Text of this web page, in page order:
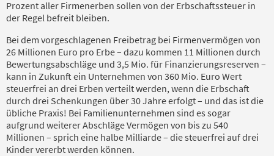
Prozent aller Firmenerben sollen von der Erbschaftssteuer in
der Regel befreit bleiben.
Bei dem vorgeschlagenen Freibetrag bei Firmenvermögen von
26 Millionen Euro pro Erbe – dazu kommen 11 Millionen durch
Bewertungsabschläge und 3,5 Mio. für Finanzierungsreserven –
kann in Zukunft ein Unternehmen von 360 Mio. Euro Wert
steuerfrei an drei Erben verteilt werden, wenn die Erbschaft
durch drei Schenkungen über 30 Jahre erfolgt – und das ist die
übliche Praxis! Bei Familienunternehmen sind es sogar
aufgrund weiterer Abschläge Vermögen von bis zu 540
Millionen – sprich eine halbe Milliarde – die steuerfrei auf drei
Kinder vererbt werden können.